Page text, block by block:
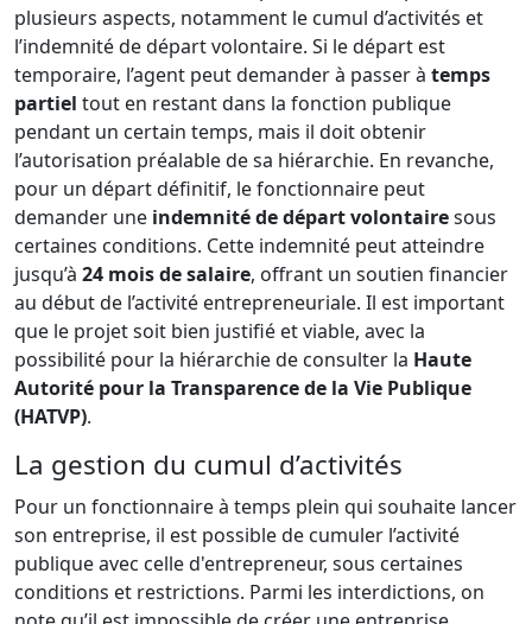
plusieurs aspects, notamment le cumul d’activités et
l’indemnité de départ volontaire. Si le départ est
temporaire, l’agent peut demander à passer à temps
partiel tout en restant dans la fonction publique
pendant un certain temps, mais il doit obtenir
l’autorisation préalable de sa hiérarchie. En revanche,
pour un départ définitif, le fonctionnaire peut
demander une indemnité de départ volontairesous
certaines conditions. Cette indemnité peut atteindre
jusqu’à 24 mois de salaire, offrant un soutien financier
au début de l’activité entrepreneuriale. Il est important
que le projet soit bien justifié et viable, avec la
possibilité pour la hiérarchie de consulter la Haute
Autorité pour la Transparence de la Vie Publique
(HATVP).
La gestion du cumul d’activités
Pour un fonctionnaire à temps plein qui souhaite lancer
son entreprise, il est possible de cumuler l’activité
publique avec celle d'entrepreneur, sous certaines
conditions et restrictions. Parmi les interdictions, on